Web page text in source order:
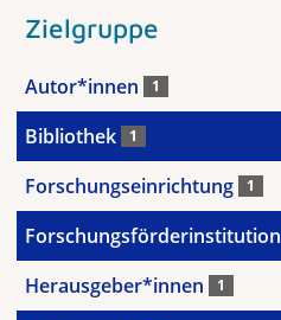
Zielgruppe
Autor*innen 1
Bibliothek 1
Forschungseinrichtung 1
Forschungsförderinstitution
Herausgeber*innen 1